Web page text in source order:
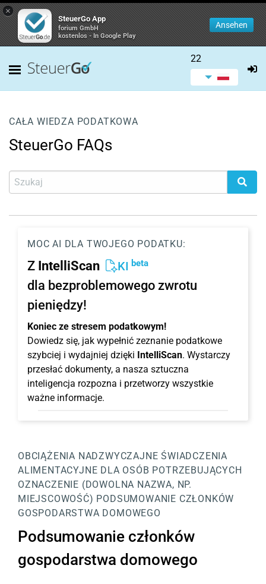
×
SteuerGo App
forium GmbH
kostenlos - In Google Play
Ansehen
22
CAŁA WIEDZA PODATKOWA
SteuerGo FAQs
MOC AI DLA TWOJEGO PODATKU:
Z IntelliScan KI beta
dla bezproblemowego zwrotu
pieniędzy!
Koniec ze stresem podatkowym!
Dowiedz się, jak wypełnić zeznanie podatkowe
szybciej i wydajniej dzięki IntelliScan. Wystarczy
przesłać dokumenty, a nasza sztuczna
inteligencja rozpozna i przetworzy wszystkie
ważne informacje.
OBCIĄŻENIA NADZWYCZAJNE ŚWIADCZENIA
ALIMENTACYJNE DLA OSÓB POTRZEBUJĄCYCH
OZNACZENIE (DOWOLNA NAZWA, NP.
MIEJSCOWOŚĆ) PODSUMOWANIE CZŁONKÓW
GOSPODARSTWA DOMOWEGO
Podsumowanie członków
gospodarstwa domowego